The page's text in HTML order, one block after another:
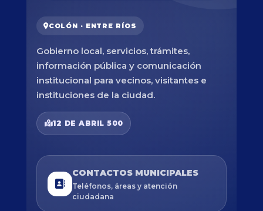
COLÓN · ENTRE RÍOS
Gobierno local, servicios, trámites,
información pública y comunicación
institucional para vecinos, visitantes e
instituciones de la ciudad.
12 DE ABRIL 500
CONTACTOS MUNICIPALES
Teléfonos, áreas y atención
ciudadana